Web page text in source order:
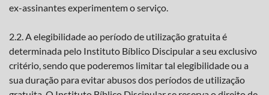
ex-assinantes experimentem o serviço.
2.2. A elegibilidade ao período de utilização gratuita é
determinada pelo Instituto Bíblico Discipular a seu exclusivo
critério, sendo que poderemos limitar tal elegibilidade ou a
sua duração para evitar abusos dos períodos de utilização